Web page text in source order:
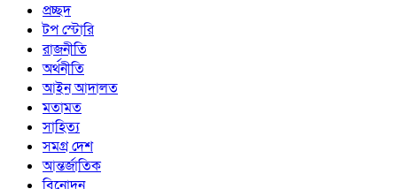
প্রচ্ছদ
টপ স্টোরি
রাজনীতি
অর্থনীতি
আইন আদালত
মতামত
সাহিত্য
সমগ্র দেশ
আন্তর্জাতিক